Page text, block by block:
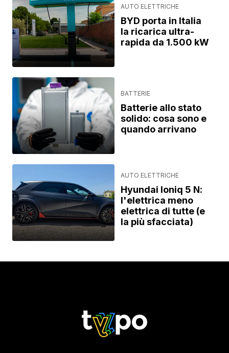
AUTO ELETTRICHE
BYD porta in Italia
la ricarica ultra-
rapida da 1.500 kW
BATTERIE
Batterie allo stato
solido: cosa sono e
quando arrivano
AUTO ELETTRICHE
Hyundai Ioniq 5 N:
l'elettrica meno
elettrica di tutte (e
la più sfacciata)